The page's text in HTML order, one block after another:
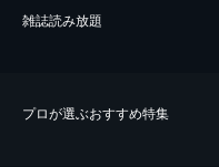
雑誌読み放題
プロが選ぶおすすめ特集